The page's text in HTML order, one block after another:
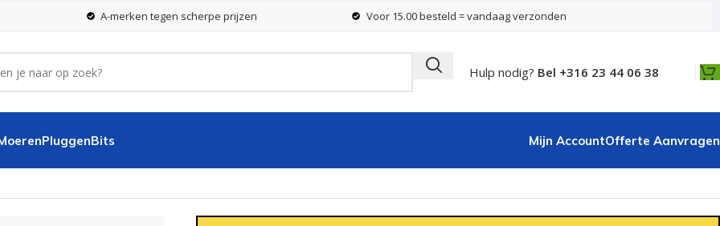
A-merken tegen scherpe prijzen Voor 15.00 besteld = vandaag verzonden
Hulp nodig? Bel +316 23 44 06 38
PluggenBits Mijn AccountOfferte Aanvragen